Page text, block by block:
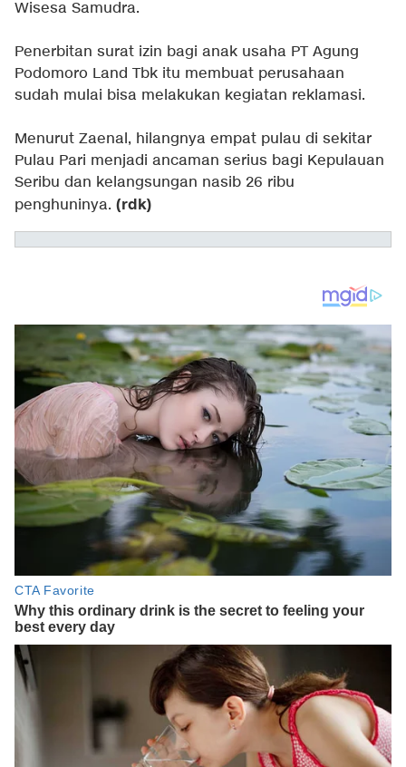
Wisesa Samudra.
Penerbitan surat izin bagi anak usaha PT Agung
Podomoro Land Tbk itu membuat perusahaan
sudah mulai bisa melakukan kegiatan reklamasi.
Menurut Zaenal, hilangnya empat pulau di sekitar
Pulau Pari menjadi ancaman serius bagi Kepulauan
Seribu dan kelangsungan nasib 26 ribu
penghuninya. (rdk)